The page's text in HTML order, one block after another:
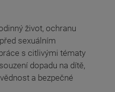
život, ochranu
sexuálním
s citlivými tématy
dopadu na dítě,
a bezpečné